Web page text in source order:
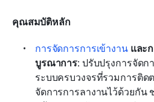
คุณสมบัติหลัก
การจัดการการเข้างาน และก
บูรณาการ: ปรับปรุงการจัด
ระบบครบวงจรที่รวมการติด
จัดการการลางานไว้ด้วยกัน